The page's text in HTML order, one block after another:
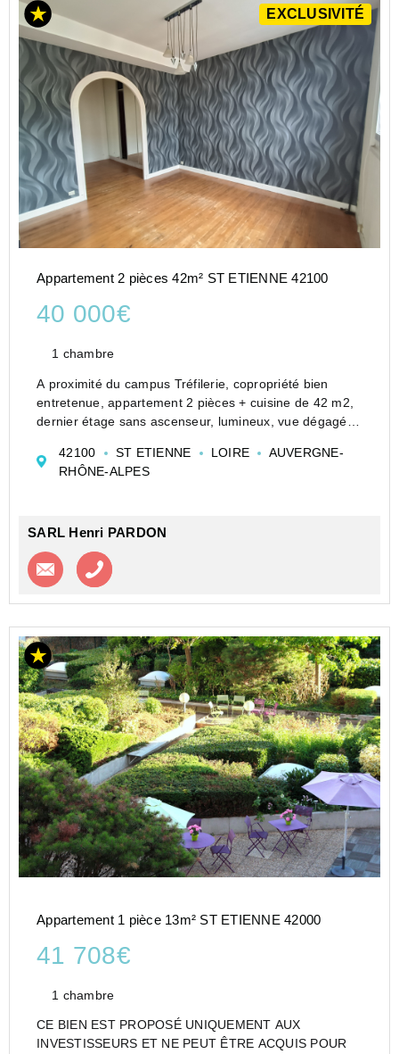
EXCLUSIVITÉ
Appartement 2 pièces 42m² ST ETIENNE 42100
40 000€
1 chambre
A proximité du campus Tréfilerie, copropriété bien
entretenue, appartement 2 pièces + cuisine de 42 m2,
dernier étage sans ascenseur, lumineux, vue dégagée,
faibles charges, idéal pour investisseur ou prem...
42100 ST ETIENNE LOIRE
AUVERGNE-
RHÔNE-ALPES
SARL Henri PARDON
Contacter l'agence
Appartement 1 pièce 13m² ST ETIENNE 42000
41 708€
1 chambre
CE BIEN EST PROPOSÉ UNIQUEMENT AUX
INVESTISSEURS ET NE PEUT ÊTRE ACQUIS POUR